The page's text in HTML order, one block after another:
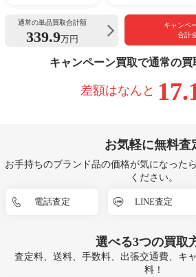
通常の単品買取合計額
339.9万円
キャンペ
合計
キャンペーン買取で通常の買
差額はなんと
お気軽に無料査
お手持ちのブランド品の価格が気になった
ください。
電話査定 LINE査定
選べる3つの買取
査定料、送料、手数料、出張交通費、キ
料！